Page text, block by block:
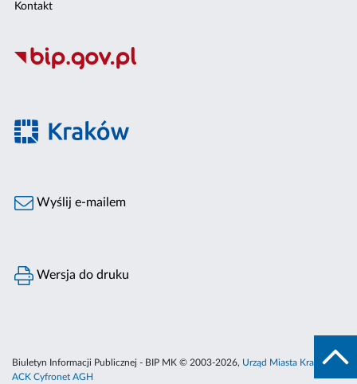
Kontakt
Wyślij e-mailem
Wersja do druku
Biuletyn Informacji Publicznej - BIP MK © 2003-2026, Urząd Miasta Krakowa
ACK Cyfronet AGH